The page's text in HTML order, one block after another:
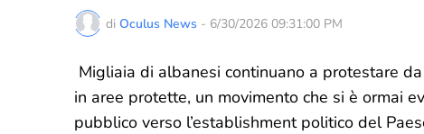
di Oculus News - 6/30/2026 09:31:00 PM
Migliaia di albanesi continuano a protestare
in aree protette, un movimento che si è ormai
pubblico verso l’establishment politico del